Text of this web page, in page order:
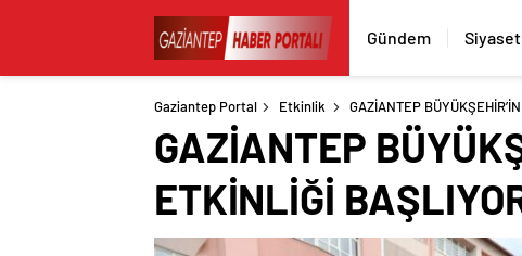
Gündem Siyaset
Gaziantep Portal Etkinlik GAZİANTEP
GAZİANTEP
ETKİNLİĞİ